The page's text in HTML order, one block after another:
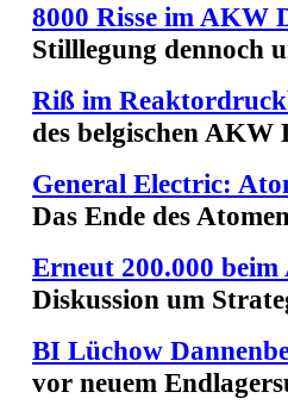
8000 Risse im AKW
Stilllegung dennoch
Riß im
des belgischen AKW
General Electric:
Das Ende des
Erneut 200.000
Diskussion um
BI Lüchow
vor neuem